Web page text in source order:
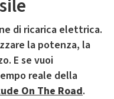
di ricarica elettrica.
la potenza, la
E se vuoi
reale della
On The Road.